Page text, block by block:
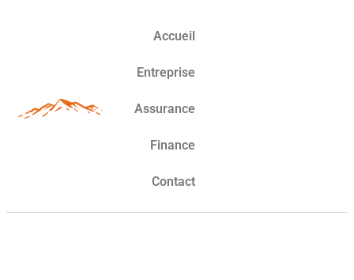
Accueil
Entreprise
Assurance
Finance
Contact